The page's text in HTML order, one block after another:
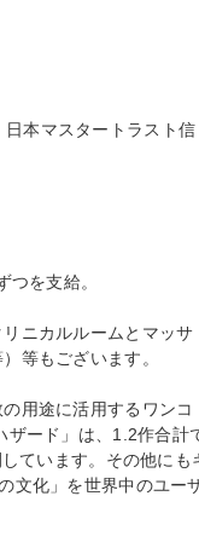
本マスタートラスト信
を支給。
ニカルルームとマッサ
等もございます。
用途に活用するワンコ
ザード」は、1.2作合計
ています。その他にも
文化」を世界中のユー